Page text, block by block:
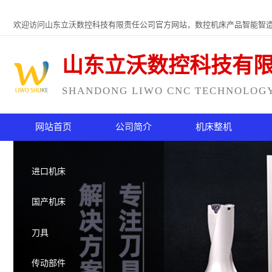
欢迎访问山东立沃数控科技有限责任公司官方网站，数控机床产品智能智
山东立沃数控科技有
SHANDONG LIWO CNC
网站首页 公司简介 机床整机
进口机床
国产机床
刀具
传动部件